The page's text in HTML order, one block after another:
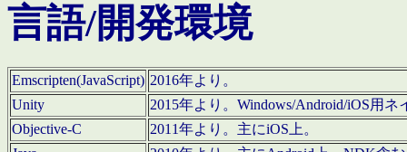
言語/開発環境
Emscripten(JavaScript) 2016年より。
Unity
2015年より。Windows/Android/iOS用
Objective-C
2011年より。主にiOS上。